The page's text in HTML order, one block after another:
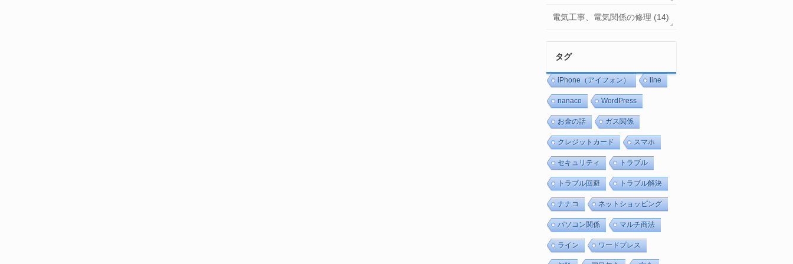
電気工事、電気関係の修理 (14)
タグ
iPhone（アイフォン） line
nanaco WordPress
お金の話 ガス関係
クレジットカード スマホ
セキュリティ トラブル
トラブル回避 トラブル解決
ナナコ ネットショッピング
パソコン関係 マルチ商法
ライン ワードプレス